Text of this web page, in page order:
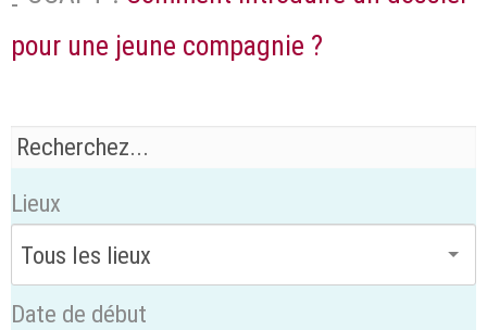
pour une jeune compagnie ?
Lieux
Date de début